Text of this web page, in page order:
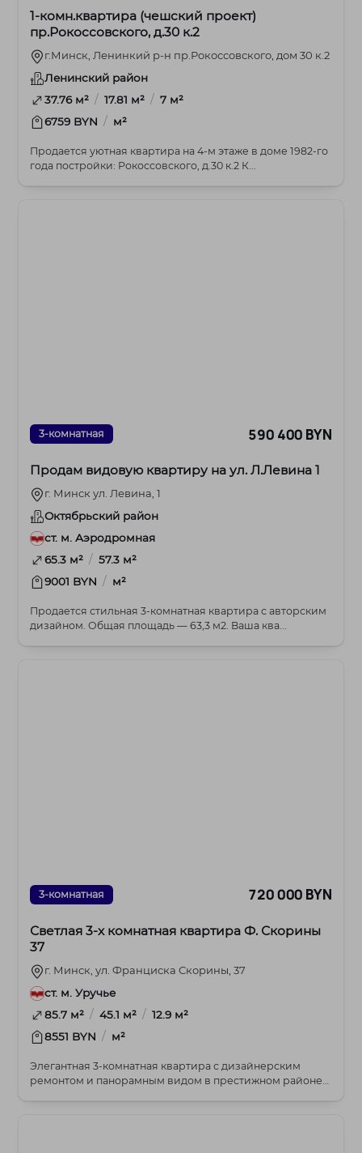
1-комн.квартира (чешский проект)
пр.Рокоссовского, д.30 к.2
г.Минск, Ленинкий р-н пр.Рокоссовского, дом 30 к.2
Ленинский район
37.76 м² / 17.81 м² / 7 м²
6759 BYN / м²
Продается уютная квартира на 4-м этаже в доме 1982-го
года постройки: Рокоссовского, д.30 к.2 К...
3-комнатная 590 400 BYN
Продам видовую квартиру на ул. Л.Левина 1
г. Минск ул. Левина, 1
Октябрьский район
ст. м. Аэродромная
65.3 м² / 57.3 м²
9001 BYN / м²
Продается стильная 3-комнатная квартира с авторским
дизайном. Общая площадь — 63,3 м2. Ваша ква...
3-комнатная 720 000 BYN
Светлая 3-х комнатная квартира Ф. Скорины
37
г. Минск, ул. Франциска Скорины, 37
ст. м. Уручье
85.7 м² / 45.1 м² / 12.9 м²
8551 BYN / м²
Элегантная 3-комнатная квартира с дизайнерским
ремонтом и панорамным видом в престижном районе